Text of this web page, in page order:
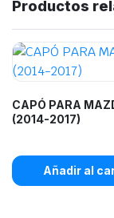
Productos
CAPÓ PARA
(2014-2017)
Añadir al